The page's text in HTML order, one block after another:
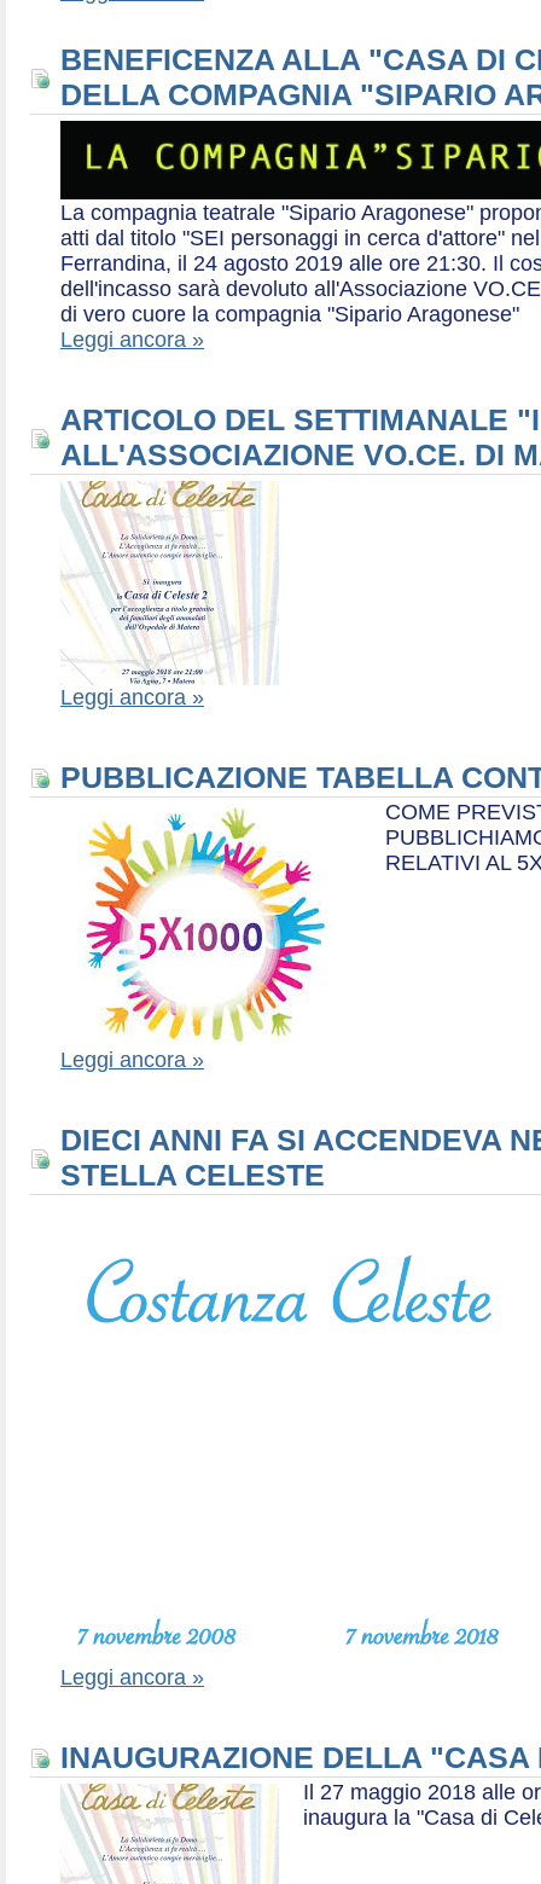
BENEFICENZA ALLA "CASA DI
DELLA COMPAGNIA "SIPARIO
La compagnia teatrale "Sipario Aragonese"
atti dal titolo "SEI personaggi in cerca d'attore"
Ferrandina, il 24 agosto 2019 alle ore 21:30. Il
dell'incasso sarà devoluto all'Associazione
di vero cuore la compagnia "Sipario Aragonese"
Leggi ancora »
ARTICOLO DEL SETTIMANALE
ALL'ASSOCIAZIONE VO.CE. DI
Leggi ancora »
PUBBLICAZIONE TABELLA
COME
RELATIVI AL
Leggi ancora »
DIECI ANNI FA SI ACCENDEVA
STELLA CELESTE
Leggi ancora »
INAUGURAZIONE DELLA
Il 27 maggio 2018 alle
inaugura la "Casa di